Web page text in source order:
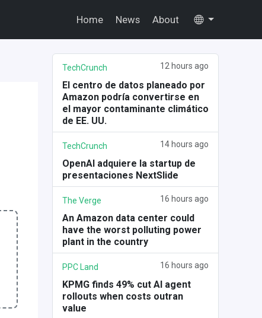
Home News About
TechCrunch 12 hours ago
El centro de datos planeado por
Amazon podría convertirse en
el mayor contaminante climático
de EE. UU.
TechCrunch 14 hours ago
OpenAI adquiere la startup de
presentaciones NextSlide
The Verge 16 hours ago
An Amazon data center could
have the worst polluting power
plant in the country
PPC Land 16 hours ago
KPMG finds 49% cut AI agent
rollouts when costs outran
value